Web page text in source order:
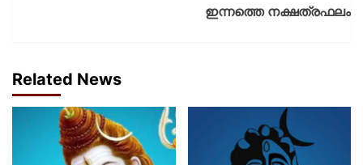
ഇന്നത്തെ നക്ഷത്രഫലം
Related News